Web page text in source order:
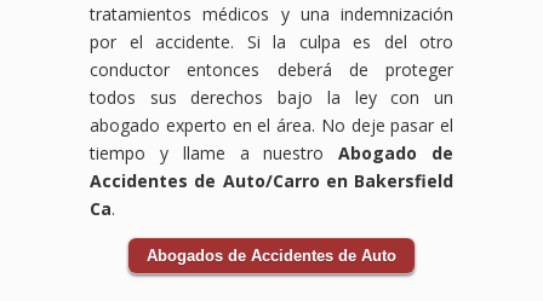
mantenimiento
o
por
parte
del
personal.
Nuestro
abogados
especializados
abogados
especializados
accidentes
de
tránsito
te
guiará
del
proceso
respetados
y
el
apoyo
necesario
durante
aseguradoras
pueden
ocurrir
debido
negligencia
de
conductores
o
condiciones
la
vía,
equipo
de
expertos
en
accidentes
de
tránsito
de
todo
dejan
a
trabajadores
enfrentando
dificultades
físicas
equipo
de
tratamientos médicos y una indemnización
por el accidente. Si la culpa es del otro
conductor entonces deberá de proteger
todos sus derechos bajo la ley con un
abogado experto en el área. No deje pasar el
tiempo y llame a nuestroAbogado de
Accidentes de Auto/Carro en Bakersfield
Ca.
Abogados de Accidentes de Auto